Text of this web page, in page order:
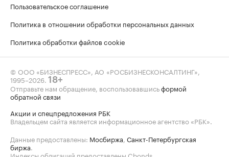
Пользовательское соглашение
Политика в отношении обработки персональных данных
Политика обработки файлов cookie
© ООО «БИЗНЕСПРЕСС», АО «РОСБИЗНЕСКОНСАЛТИНГ»,
1995–2026. 18+
Отправьте нам обращение, воспользовавшисьформой
обратной связи
Акции и спецпредложения РБК
Владельцем сайта является информационное агентство «РБК».
Данные предоставлены: Мосбиржа, Санкт-Петербургская
биржа.